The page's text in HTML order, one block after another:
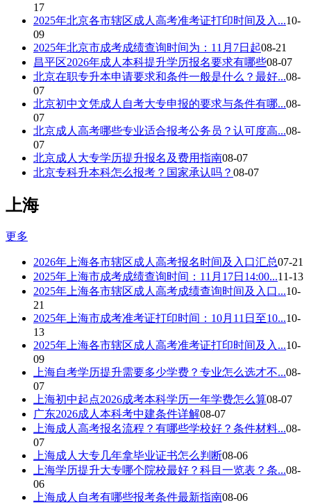
17
2025年北京各市辖区成人高考准考证打印时间及入...10-
09
2025年北京市成考成绩查询时间为：11月7日起08-21
昌平区2026年成人本科提升学历报名要求有哪些08-07
北京在职专升本申请要求和条件一般是什么？最好...08-
07
北京初中文凭成人自考大专申报的要求与条件有哪...08-
07
北京成人高考哪些专业适合报考公务员？认可度高...08-
07
北京成人大专学历提升报名及费用指南08-07
北京专科升本科怎么报考？国家承认吗？ 08-07
上海
更多
2026年上海各市辖区成人高考报名时间及入口汇总07-21
2025年上海市成考成绩查询时间：11月17日14:00...11-13
2025年上海各市辖区成人高考成绩查询时间及入口...10-
21
2025年上海市成考准考证打印时间：10月11日至10...10-
13
2025年上海各市辖区成人高考准考证打印时间及入...10-
09
上海自考学历提升需要多少学费？专业怎么选才不...08-
07
上海初中起点2026成考本科学历一年学费怎么算08-07
广东2026成人本科考中建条件详解08-07
上海成人高考报名流程？有哪些学校好？条件材料...08-
07
上海成人大专几年拿毕业证书怎么判断08-06
上海学历提升大专哪个院校最好？科目一览表？条...08-
06
上海成人自考有哪些报考条件最新指南08-06